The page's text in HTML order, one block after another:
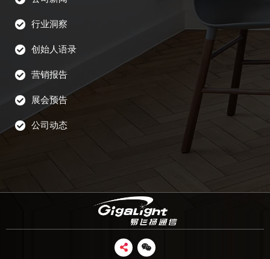
行业洞察
创始人语录
营销报告
展会预告
公司动态